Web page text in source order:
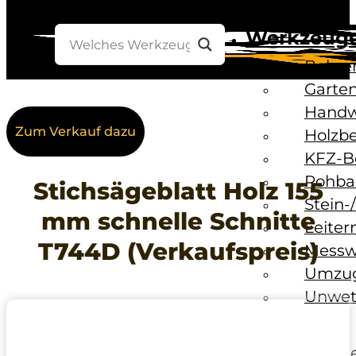
KFZ-
Zum Verkauf dazu
Stichsägeblatt Holz 155
mm schnelle Schnitte
T744D (Verkaufspreis)